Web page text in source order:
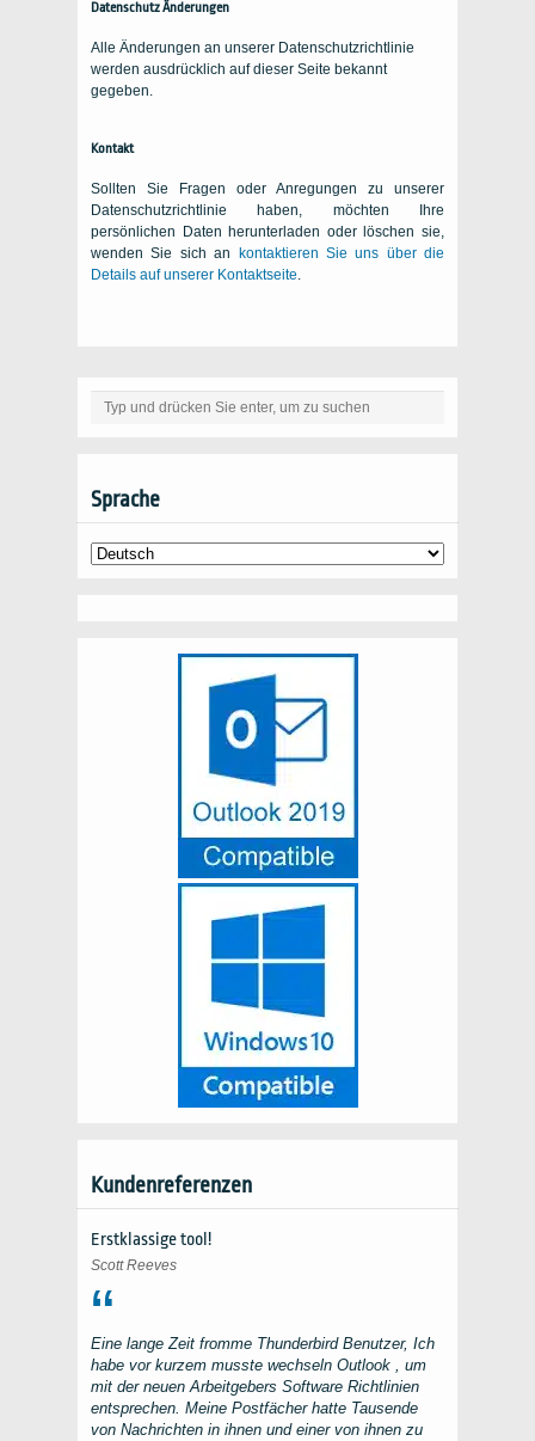
Datenschutz Änderungen
Alle Änderungen an unserer Datenschutzrichtlinie
werden ausdrücklich auf dieser Seite bekannt
gegeben.
Kontakt
Sollten Sie Fragen oder Anregungen zu unserer
Datenschutzrichtlinie haben, möchten Ihre
persönlichen Daten herunterladen oder löschen sie,
wenden Sie sich an
kontaktieren Sie uns über die
Details auf unserer Kontaktseite.
Sprache
Kundenreferenzen
Erstklassige tool!
Scott Reeves
Eine lange Zeit fromme ThunderbirdBenutzer, Ich
habe vor kurzem musste wechseln Outlook , um
mit der neuen Arbeitgebers Software Richtlinien
entsprechen. Meine Postfächer hatte Tausende
von Nachrichten in ihnen und einer von ihnen zu